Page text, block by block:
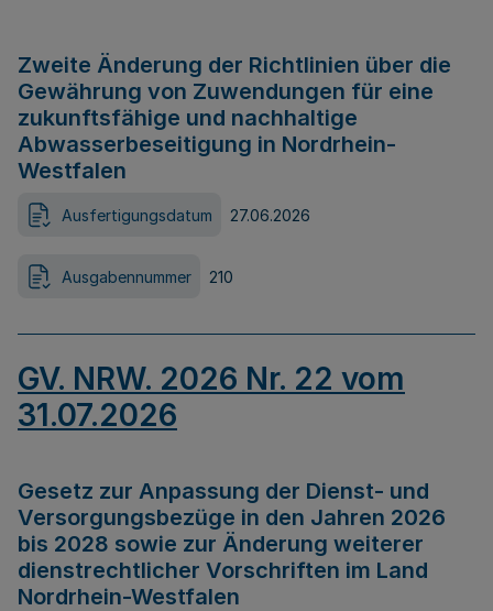
Zweite Änderung der Richtlinien über die
Gewährung von Zuwendungen für eine
zukunftsfähige und nachhaltige
Abwasserbeseitigung in Nordrhein-
Westfalen
Ausfertigungsdatum 27.06.2026
Ausgabennummer 210
GV. NRW. 2026 Nr. 22 vom
31.07.2026
Gesetz zur Anpassung der Dienst- und
Versorgungsbezüge in den Jahren 2026
bis 2028 sowie zur Änderung weiterer
dienstrechtlicher Vorschriften im Land
Nordrhein-Westfalen